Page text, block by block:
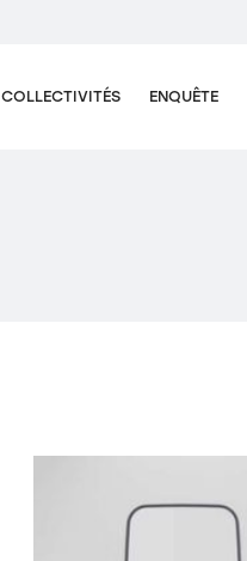
COLLECTIVITÉS ENQUÊTE